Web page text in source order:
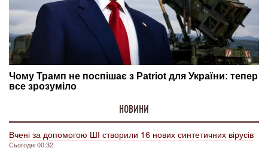
НОВИНИ
Вчені за допомогою ШІ створили 16 нових синтетичних вірусів
Сьогодні 00:32